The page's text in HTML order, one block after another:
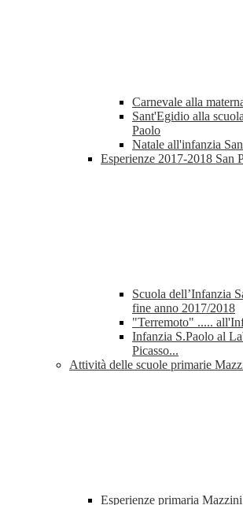
Carnevale alla
Sant'Egidio alla
Paolo
Natale all'infanzia
Esperienze 2017-2018 San
Scuola dell’Infanzia
fine anno 2017/2018
"Terremoto" .....
Infanzia S.Paolo al
Picasso...
Attività delle scuole primarie
Esperienze primaria